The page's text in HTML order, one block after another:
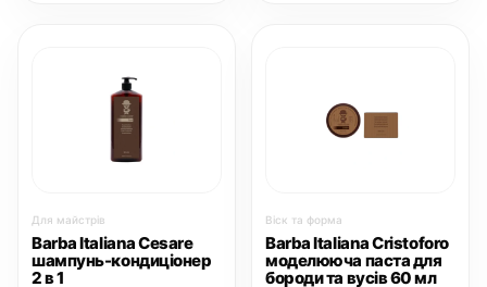
Для майстрів
Barba Italiana Cesare
шампунь-кондиціонер
2 в 1
Віск та форма
Barba Italiana Cristoforo
моделююча паста для
бороди та вусів 60 мл